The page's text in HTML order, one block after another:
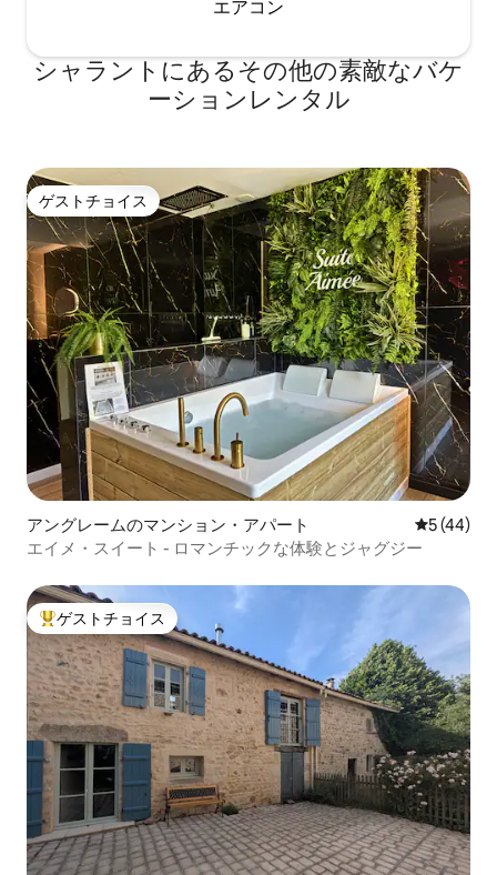
エアコン
シャラントにあるその他の素敵なバケ
ーションレンタル
ゲストチョイス
ゲストチョイス
アングレームのマンション・アパート レビュー
5 (44)
エイメ・スイート - ロマンチックな体験とジャグジー
大好評のゲストチョイスです。
ゲストチョイス